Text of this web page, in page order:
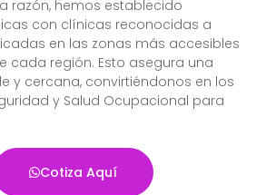
razón, hemos establecido
con clínicas reconocidas a
en las zonas más accesibles
cada región. Esto asegura una
y cercana, convirtiéndonos en los
y Salud Ocupacional para
Cotiza Aquí